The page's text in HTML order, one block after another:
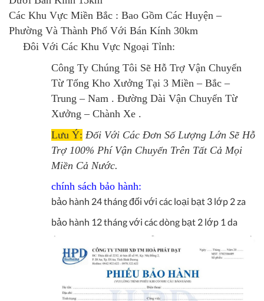
Các Khu Vực Miền Bắc : Bao Gồm Các Huyện –
Phường Và Thành Phố Với Bán Kính 30km
Đôi Với Các Khu Vực Ngoại Tỉnh:
Công Ty Chúng Tôi Sẽ Hỗ Trợ Vận Chuyển
Từ Tổng Kho Xưởng Tại 3 Miền – Bắc –
Trung – Nam . Đường Dài Vận Chuyển Từ
Xưởng – Chành Xe .
Lưu Ý: Đối Với Các Đơn Số Lượng Lớn Sẽ Hỗ
Trợ 100% Phí Vận Chuyển Trên Tất Cả Mọi
Miền Cả Nước.
chính sách bảo hành:
bảo hành 24 tháng đối với các loại bạt 3 lớp 2 za
bảo hành 12 tháng với các dòng bạt 2 lớp 1 da